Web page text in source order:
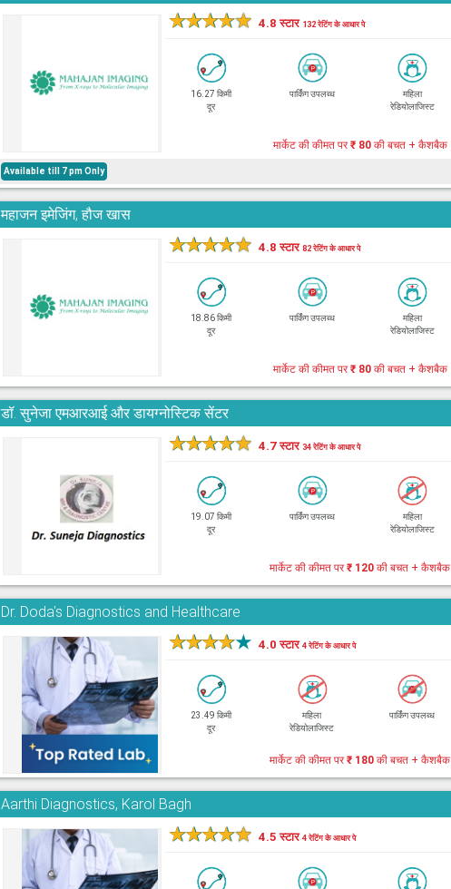
★★★★★ 4.8 स्टार 132 रेटिंग के आधार पे
16.27 किमी
दूर
पार्किंग उपलब्ध
महिला
रेडियोलाजिस्ट
मार्केट की कीमत पर₹ 80की बचत + कैशबैक
Available till 7 pm Only
महाजन इमेजिंग, हौज खास
★★★★★ 4.8 स्टार82 रेटिंग के आधार पे
18.86 किमी
दूर
पार्किंग उपलब्ध
महिला
रेडियोलाजिस्ट
मार्केट की कीमत पर₹ 80की बचत + कैशबैक
डॉ. सुनेजा एमआरआई और डायग्नोस्टिक सेंटर
★★★★★ 4.7 स्टार34 रेटिंग के आधार पे
19.07 किमी
दूर
पार्किंग उपलब्ध
महिला
रेडियोलाजिस्ट
मार्केट की कीमत पर₹ 120 की बचत + कैशबैक
Dr. Doda's Diagnostics and Healthcare
★★★★★ 4.0 स्टार4 रेटिंग के आधार पे
23.49 किमी
दूर
महिला
रेडियोलाजिस्ट
पार्किंग उपलब्ध
मार्केट की कीमत पर₹ 180 की बचत + कैशबैक
Aarthi Diagnostics, Karol Bagh
★★★★★ 4.5 स्टार4 रेटिंग के आधार पे